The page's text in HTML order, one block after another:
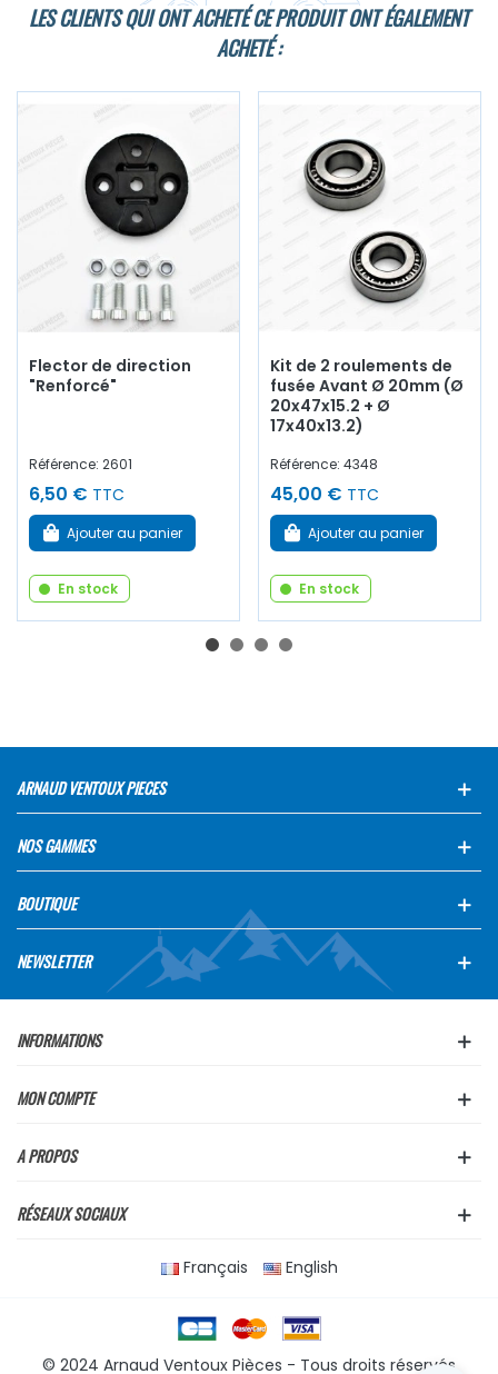
LES CLIENTS QUI ONT ACHETÉ CE PRODUIT ONT ÉGALEMENT
ACHETÉ :
Flector de direction
"Renforcé"
Référence: 2601
6,50 € TTC
Ajouter au panier
En stock
Kit de 2 roulements de
fusée Avant Ø 20mm (Ø
20x47x15.2 + Ø
17x40x13.2)
Référence: 4348
45,00 € TTC
Ajouter au panier
En stock
ARNAUD VENTOUX PIECES
NOS GAMMES
BOUTIQUE
NEWSLETTER
INFORMATIONS
MON COMPTE
A PROPOS
RÉSEAUX SOCIAUX
Français English
© 2024 Arnaud Ventoux Pièces - Tous droits réservés